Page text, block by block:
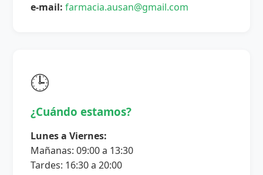
e-mail: farmacia.ausan@gmail.com
🕒
¿Cuándo estamos?
Lunes a Viernes:
Mañanas: 09:00 a 13:30
Tardes: 16:30 a 20:00